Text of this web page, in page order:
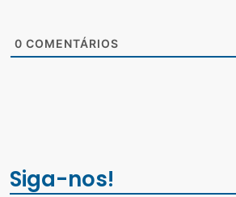
0 COMENTÁRIOS
Siga-nos!